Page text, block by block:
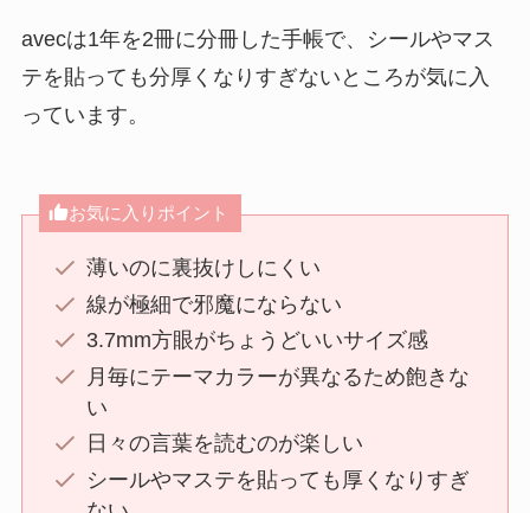
avecは1年を2冊に分冊した手帳で、シールやマス
テを貼っても分厚くなりすぎないところが気に入
っています。
お気に入りポイント
薄いのに裏抜けしにくい
線が極細で邪魔にならない
3.7mm方眼がちょうどいいサイズ感
月毎にテーマカラーが異なるため飽きな
い
日々の言葉を読むのが楽しい
シールやマステを貼っても厚くなりすぎ